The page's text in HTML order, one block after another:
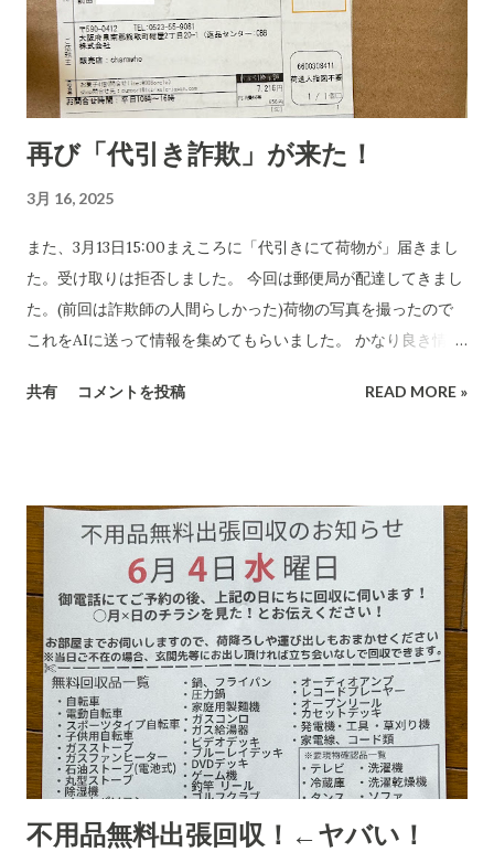
再び「代引き詐欺」が来た！
3月 16, 2025
また、3月13日15:00まえころに「代引きにて荷物が」届きまし
た。受け取りは拒否しました。 今回は郵便局が配達してきまし
た。(前回は詐欺師の人間らしかった)荷物の写真を撮ったので
これをAIに送って情報を集めてもらいました。 かなり良き情報
さまざま考え抜いてやっています。 高齢の女性や意思表示がで
受ける郵便局とヤマトなど宅配会社にとっては上得意のお客さ
まであるのかもしれない???...(受取拒絶で返品になる確率はかな
り高いのでその返送時の運賃も売上となります。) 以下は、AI
の分析です。長文です。 詐欺にかかる心理についてもAIに分
析・解説をしてもらいました。 CBB 株式会社、および
「charmmsho」という販売店に関する詐欺やトラブル報告の
有無を確認します。また、送り主情報の詳細な住所や連絡先が
正式な企業情報と一致するかどうかも調べます。 Research
completed in 8m· 16 件の情報源 CBB株式会社および販売店
「charmmsho」に関する調査報告 会社所在地・連絡先の検証
CBB株式会社は法人登記上、「大阪府泉南郡熊取町紺屋2丁目
共有 コメントを投稿 READ MORE »
不用品無料出張回収！←ヤバい！